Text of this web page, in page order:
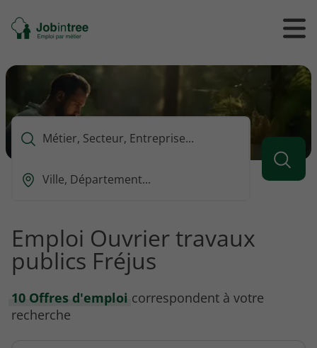
Se
rendre
l'accueil
Ouvrir
/
le
Que
vous
rechercher
Ou
vous
voulez
rechercher
Emploi Ouvrier travaux
publics Fréjus
10 Offres d'emploi correspondent à votre
recherche